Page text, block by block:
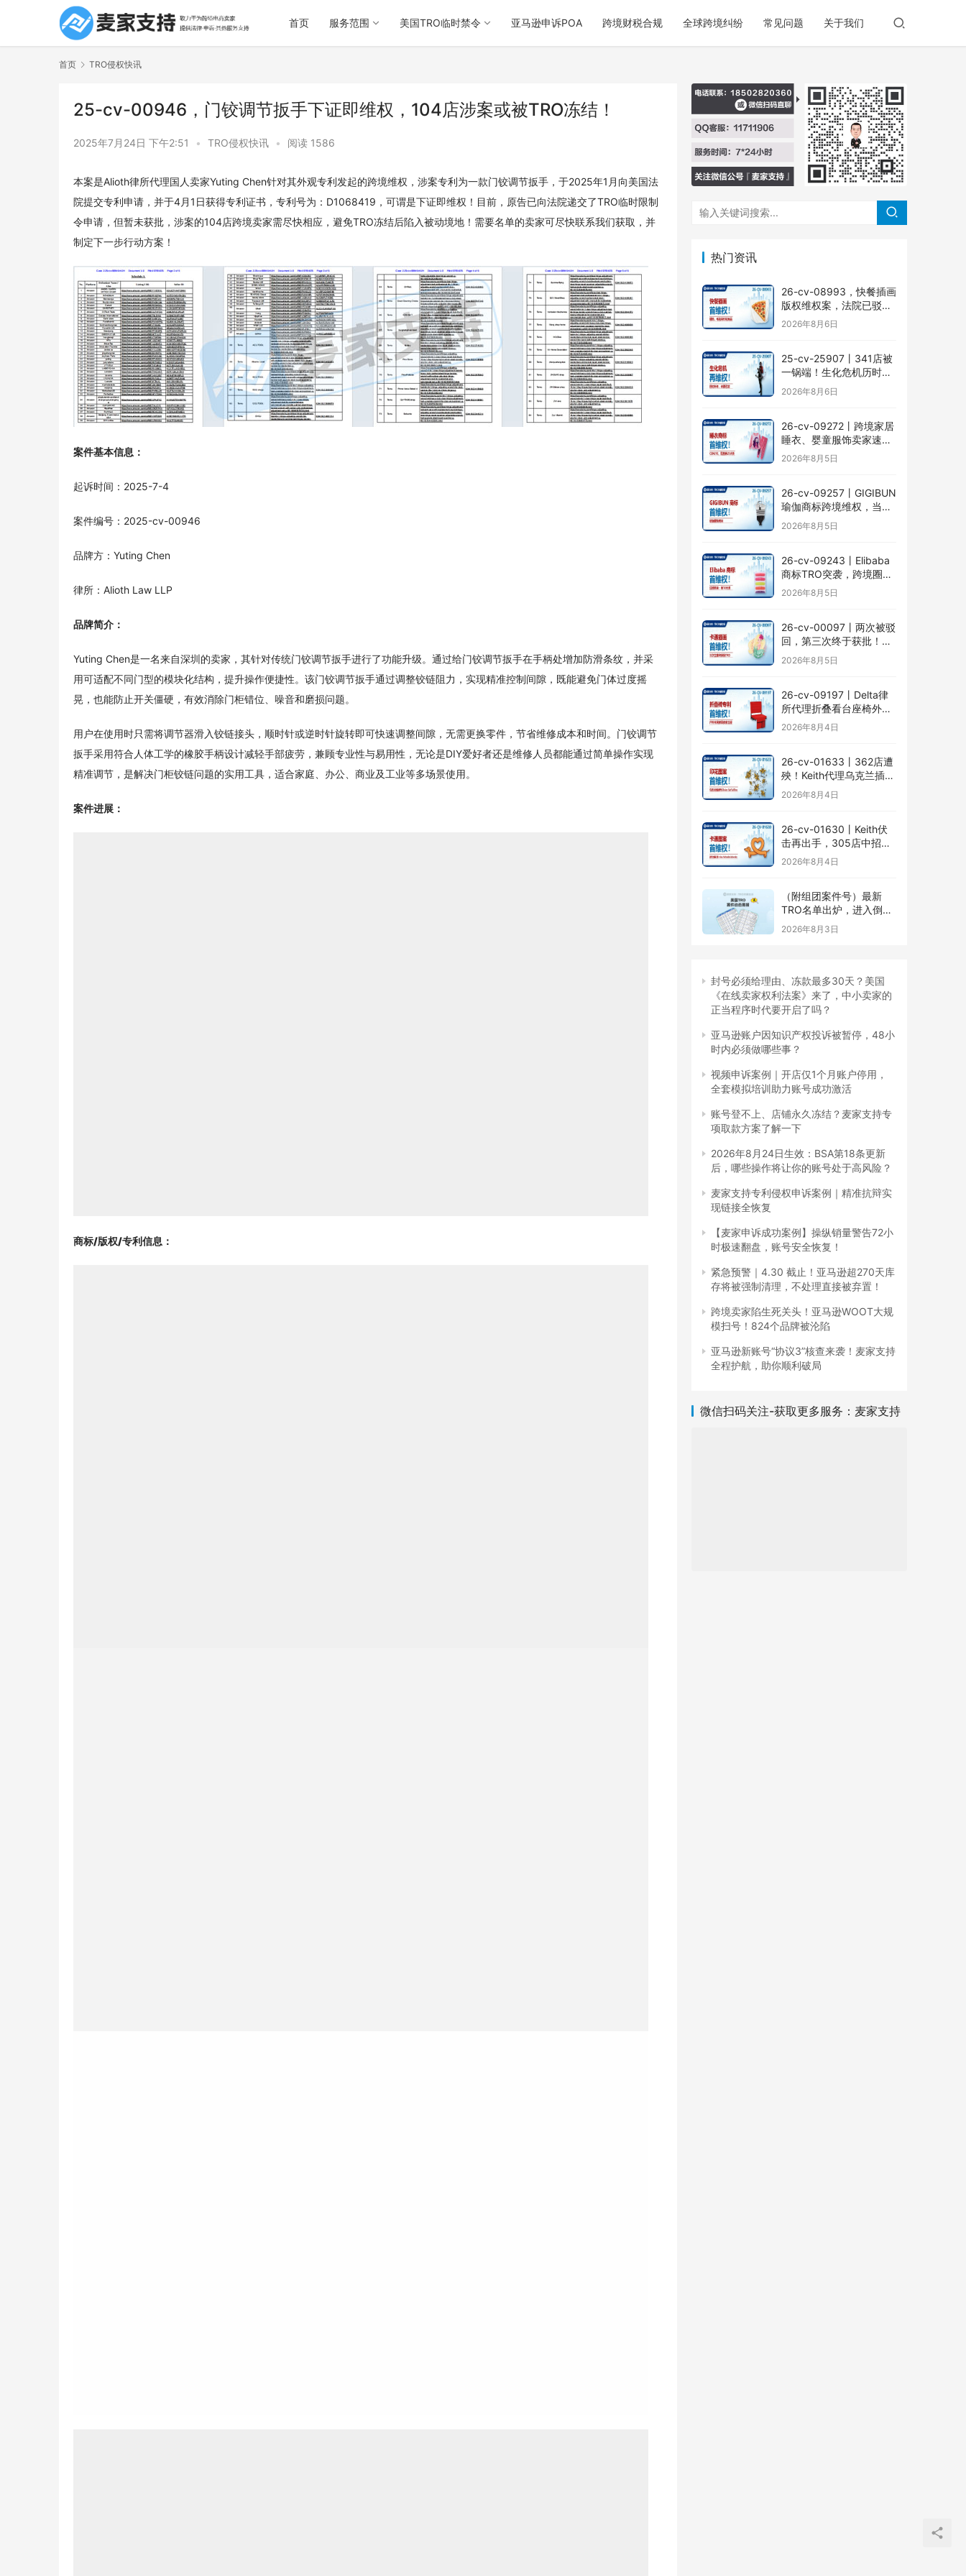
首页 服务范围 美国TRO临时禁令 亚马逊申诉POA 跨境财税合规 全球跨境纠纷 常见问题 关于我们
首页 TRO侵权快讯
25-cv-00946，门铰调节扳手下证即维权，104店涉案或被TRO冻结！
2025年7月24日 下午2:51 • TRO侵权快讯 • 阅读 1586
本案是Alioth律所代理国人卖家Yuting Chen针对其外观专利发起的跨境维权，涉案专利为一款门铰调节扳手，于2025年1月向美国法
院提交专利申请，并于4月1日获得专利证书，专利号为：D1068419，可谓是下证即维权！目前，原告已向法院递交了TRO临时限制
令申请，但暂未获批，涉案的104店跨境卖家需尽快相应，避免TRO冻结后陷入被动境地！需要名单的卖家可尽快联系我们获取，并
制定下一步行动方案！
案件基本信息：
起诉时间：2025-7-4
案件编号：2025-cv-00946
品牌方：Yuting Chen
律所：Alioth Law LLP
品牌简介：
Yuting Chen是一名来自深圳的卖家，其针对传统门铰调节扳手进行了功能升级。通过给门铰调节扳手在手柄处增加防滑条纹，并采
用可适配不同门型的模块化结构，提升操作便捷性。该门铰调节扳手通过调整铰链阻力，实现精准控制间隙，既能避免门体过度摇
晃，也能防止开关僵硬，有效消除门柜错位、噪音和磨损问题。
用户在使用时只需将调节器滑入铰链接头，顺时针或逆时针旋转即可快速调整间隙，无需更换零件，节省维修成本和时间。门铰调节
扳手采用符合人体工学的橡胶手柄设计减轻手部疲劳，兼顾专业性与易用性，无论是DIY爱好者还是维修人员都能通过简单操作实现
精准调节，是解决门柜铰链问题的实用工具，适合家庭、办公、商业及工业等多场景使用。
案件进展：
商标/版权/专利信息 ：
热门资讯
26-cv-08993，快餐插画
版权维权案，法院已驳回
批量合并，剩余商家不要
掉以轻心！
2026年8月6日
25-cv-25907㇑341店被
一锅端！生化危机历时半
年TRO传票已发，8月24
日前必须答复！
2026年8月6日
26-cv-09272㇑跨境家居
睡衣、婴童服饰卖家速自
查CENLYE商标滥用情况
2026年8月5日
26-cv-09257㇑GIGIBUN
瑜伽商标跨境维权，当心
TRO冻结风险
2026年8月5日
26-cv-09243㇑Elibaba
商标TRO突袭，跨境圈内
卷持续升级
2026年8月5日
26-cv-00097㇑两次被驳
回，第三次终于获批！几
乎被遗忘的Senay
Kurtulus美人鱼版权TRO
2026年8月5日
26-cv-09197㇑Delta律
所代理折叠看台座椅外观
专利维权，11个亚马逊卖
家被锁定！
2026年8月4日
26-cv-01633㇑362店遭
殃！Keith代理乌克兰插画
师Elvira Safiullina四款版
权TRO突袭
2026年8月4日
26-cv-01630㇑Keith伏
击再出手，305店中招
Irina Miroshnichenko版
权TRO
2026年8月4日
（附组团案件号）最新
TRO名单出炉，进入倒计
时｜7月最后一周美国
TRO最新动态
2026年8月3日
封号必须给理由、冻款最多30天？美国
《在线卖家权利法案》来了，中小卖家的
正当程序时代要开启了吗？
亚马逊账户因知识产权投诉被暂停，48小
时内必须做哪些事？
视频申诉案例｜开店仅1个月账户停用，
全套模拟培训助力账号成功激活
账号登不上、店铺永久冻结？麦家支持专
项取款方案了解一下
2026年8月24日生效：BSA第18条更新
后，哪些操作将让你的账号处于高风险？
麦家支持专利侵权申诉案例｜精准抗辩实
现链接全恢复
【麦家申诉成功案例】操纵销量警告72小
时极速翻盘，账号安全恢复！
紧急预警｜4.30 截止！亚马逊超270天库
存将被强制清理，不处理直接被弃置！
跨境卖家陷生死关头！亚马逊WOOT大规
模扫号！824个品牌被沦陷
亚马逊新账号“协议3”核查来袭！麦家支持
全程护航，助你顺利破局
微信扫码关注-获取更多服务：麦家支持